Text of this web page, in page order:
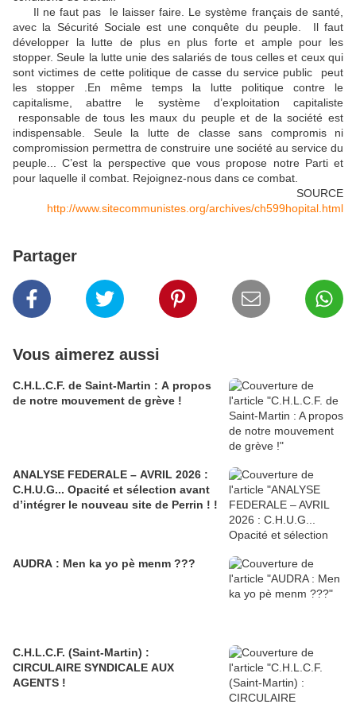
Il ne faut pas le laisser faire. Le système français de santé,
avec la Sécurité Sociale est une conquête du peuple. Il faut
développer la lutte de plus en plus forte et ample pour les
stopper. Seule la lutte unie des salariés de tous celles et ceux qui
sont victimes de cette politique de casse du service public peut
les stopper .En même temps la lutte politique contre le
capitalisme, abattre le système d’exploitation capitaliste
responsable de tous les maux du peuple et de la société est
indispensable. Seule la lutte de classe sans compromis ni
compromission permettra de construire une société au service du
peuple... C’est la perspective que vous propose notre Parti et
pour laquelle il combat. Rejoignez-nous dans ce combat.
SOURCE
http://www.sitecommunistes.org/archives/ch599hopital.html
Partager
Vous aimerez aussi
C.H.L.C.F. de Saint-Martin : A propos
de notre mouvement de grève !
ANALYSE FEDERALE – AVRIL 2026 :
C.H.U.G... Opacité et sélection avant
d’intégrer le nouveau site de Perrin ! !
AUDRA : Men ka yo pè menm ???
C.H.L.C.F. (Saint-Martin) :
CIRCULAIRE SYNDICALE AUX
AGENTS !